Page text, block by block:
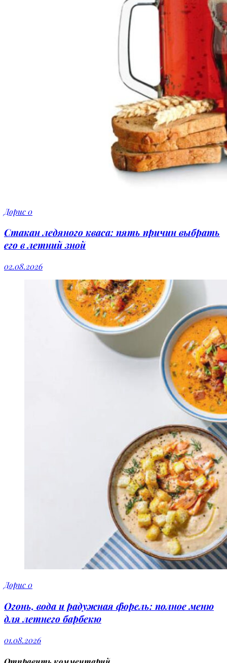
Дорис0
Стакан ледяного кваса: пять причин выбрать
его в летний зной
02.08.2026
Дорис0
Огонь, вода и радужная форель: полное меню
для летнего барбекю
01.08.2026